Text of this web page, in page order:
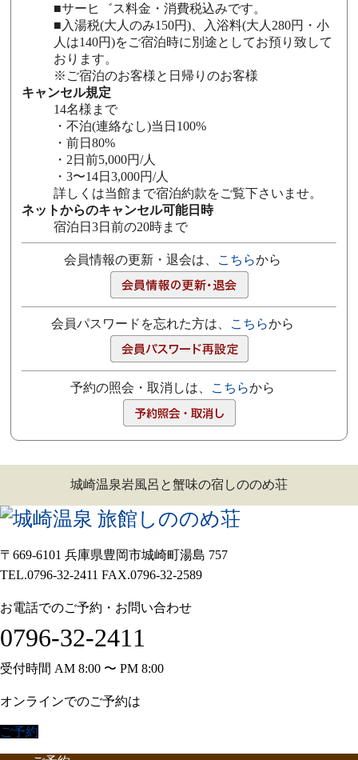
■サーヒ゛ス料金・消費税込みです。
■入湯税(大人のみ150円)、入浴料(大人280円・小
人は140円)をご宿泊時に別途としてお預り致して
おります。
※ご宿泊のお客様と日帰りのお客様
キャンセル規定
14名様まで
・不泊(連絡なし)当日100%
・前日80%
・2日前5,000円/人
・3〜14日3,000円/人
詳しくは当館まで宿泊約款をご覧下さいませ。
ネットからのキャンセル可能日時
宿泊日3日前の20時まで
会員情報の更新・退会は、 こちらから
会員パスワードを忘れた方は、 こちらから
予約の照会・取消しは、 こちらから
城崎温泉岩風呂と蟹味の宿しののめ荘
〒669-6101 兵庫県豊岡市城崎町湯島 757
TEL.0796-32-2411 FAX.0796-32-2589
お電話でのご予約・お問い合わせ
0796-32-2411
受付時間 AM 8:00 〜 PM 8:00
オンラインでのご予約は
ご予約